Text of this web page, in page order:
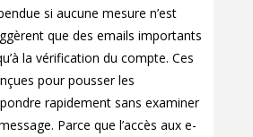
si aucune mesure n’est
que des emails importants
la vérification du compte. Ces
pour pousser les
rapidement sans examiner
Parce que l’accès aux e-